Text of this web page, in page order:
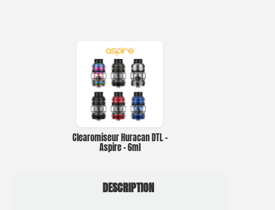
Clearomiseur Huracan DTL –
Aspire – 6ml
DESCRIPTION